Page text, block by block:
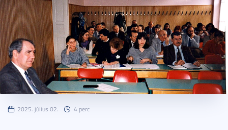
2025. július 02. 4 perc